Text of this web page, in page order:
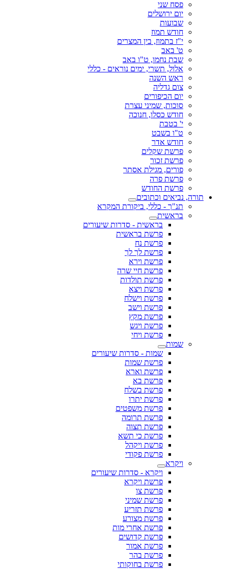
פסח שני
יום ירושלים
שבועות
חודש תמוז
י"ז בתמוז, בין המצרים
ט' באב
שבת נחמו, ט"ו באב
אלול, תשרי, ימים נוראים - כללי
ראש השנה
צום גדליה
יום הכיפורים
סוכות, שמיני עצרת
חודש כסלו, חנוכה
י' בטבת
ט"ו בשבט
חודש אדר
פרשת שקלים
פרשת זכור
פורים, מגילת אסתר
פרשת פרה
פרשת החודש
תורה, נביאים וכתובים
תנ"ך - כללי, ביקורת המקרא
בראשית
בראשית - סדרות שיעורים
פרשת בראשית
פרשת נח
פרשת לך לך
פרשת וירא
פרשת חיי שרה
פרשת תולדות
פרשת ויצא
פרשת וישלח
פרשת וישב
פרשת מקץ
פרשת ויגש
פרשת ויחי
שמות
שמות - סדרות שיעורים
פרשת שמות
פרשת וארא
פרשת בא
פרשת בשלח
פרשת יתרו
פרשת משפטים
פרשת תרומה
פרשת תצוה
פרשת כי תשא
פרשת ויקהל
פרשת פקודי
ויקרא
ויקרא - סדרות שיעורים
פרשת ויקרא
פרשת צו
פרשת שמיני
פרשת תזריע
פרשת מצורע
פרשת אחרי מות
פרשת קדושים
פרשת אמור
פרשת בהר
פרשת בחוקותי